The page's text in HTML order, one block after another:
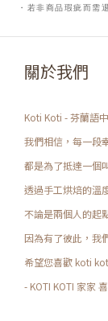
・若非商品瑕疵而需
關於我們
Koti Koti - 芬蘭語
我們相信，每一段
都是為了抵達一個
透過手工烘焙的溫
不論是兩個人的起
因為有了彼此，我
希望您喜歡 koti
- KOTI KOTI 家家